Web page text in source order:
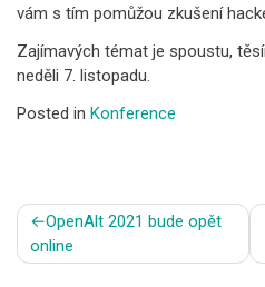
vám s tím pomůžou zkušení
Zajímavých témat je spoustu,
neděli 7. listopadu.
Posted in Konference
Navigace
pro
příspěvek
OpenAlt 2021 bude opět
online